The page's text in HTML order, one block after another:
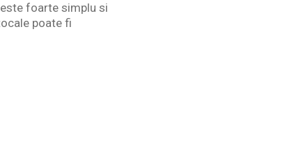
foarte simplu si
poate fi